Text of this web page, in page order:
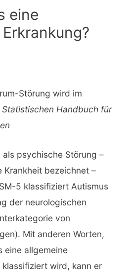
eine
Störung wird im
Handbuch für
psychische Störung –
Krankheit bezeichnet –
5 klassifiziert Autismus
der neurologischen
von
Mit anderen Worten,
eine allgemeine
wird, kann er